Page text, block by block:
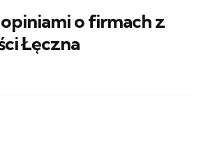
o firmach z
Łęczna